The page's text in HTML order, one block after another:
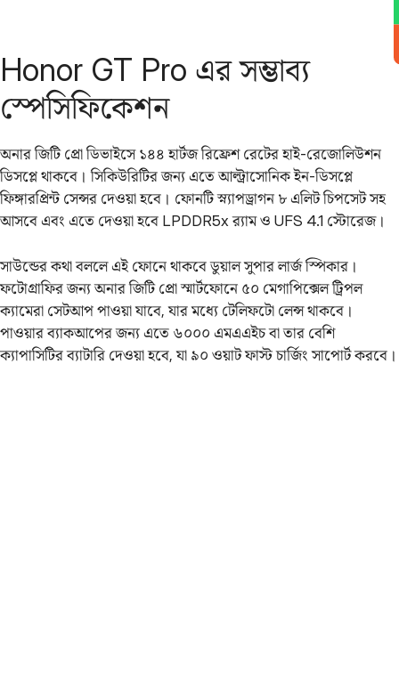
Honor GT Pro এর সম্ভাব্য
স্পেসিফিকেশন
অনার জিটি প্রো ডিভাইসে ১৪৪ হার্টজ রিফ্রেশ রেটের হাই-রেজোলিউশন
ডিসপ্লে থাকবে। সিকিউরিটির জন্য এতে আল্ট্রাসোনিক ইন-ডিসপ্লে
ফিঙ্গারপ্রিন্ট সেন্সর দেওয়া হবে। ফোনটি স্ন্যাপড্রাগন ৮ এলিট চিপসেট সহ
আসবে এবং এতে দেওয়া হবে LPDDR5x র‌্যাম ও UFS 4.1 স্টোরেজ।
সাউন্ডের কথা বললে এই ফোনে থাকবে ডুয়াল সুপার লার্জ স্পিকার।
ফটোগ্রাফির জন্য অনার জিটি প্রো স্মার্টফোনে ৫০ মেগাপিক্সেল ট্রিপল
ক্যামেরা সেটআপ পাওয়া যাবে, যার মধ্যে টেলিফটো লেন্স থাকবে।
পাওয়ার ব্যাকআপের জন্য এতে ৬০০০ এমএএইচ বা তার বেশি
ক্যাপাসিটির ব্যাটারি‌ দেওয়া হবে, যা ৯০ ওয়াট ফাস্ট চার্জিং সাপোর্ট করবে।